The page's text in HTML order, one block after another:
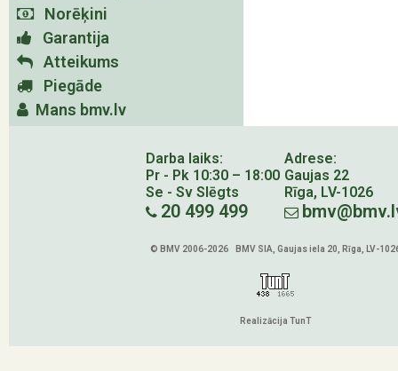
Norēķini
Garantija
Atteikums
Piegāde
Mans bmv.lv
Darba laiks:
Pr - Pk 10:30 – 18:00
Se - Sv Slēgts
20 499 499
Adrese:
Gaujas 22
Rīga, LV-1026
© BMV 2006-2026 BMV SIA, Gaujas iela 20, Rīga, LV-
Realizācija TunT